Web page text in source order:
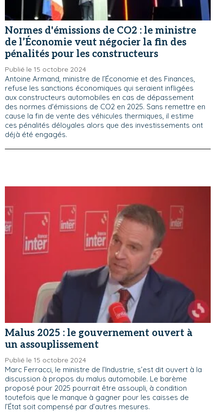
Normes d'émissions de CO2 : le ministre
de l’Économie veut négocier la fin des
pénalités pour les constructeurs
Publié le 15 octobre 2024
Antoine Armand, ministre de l’Économie et des Finances,
refuse les sanctions économiques qui seraient infligées
aux constructeurs automobiles en cas de dépassement
des normes d'émissions de CO2 en 2025. Sans remettre en
cause la fin de vente des véhicules thermiques, il estime
ces pénalités déloyales alors que des investissements ont
déjà été engagés.
Malus 2025 : le gouvernement ouvert à
un assouplissement
Publié le 15 octobre 2024
Marc Ferracci, le ministre de l’Industrie, s’est dit ouvert à la
discussion à propos du malus automobile. Le barème
proposé pour 2025 pourrait être assoupli, à condition
toutefois que le manque à gagner pour les caisses de
l’État soit compensé par d’autres mesures.